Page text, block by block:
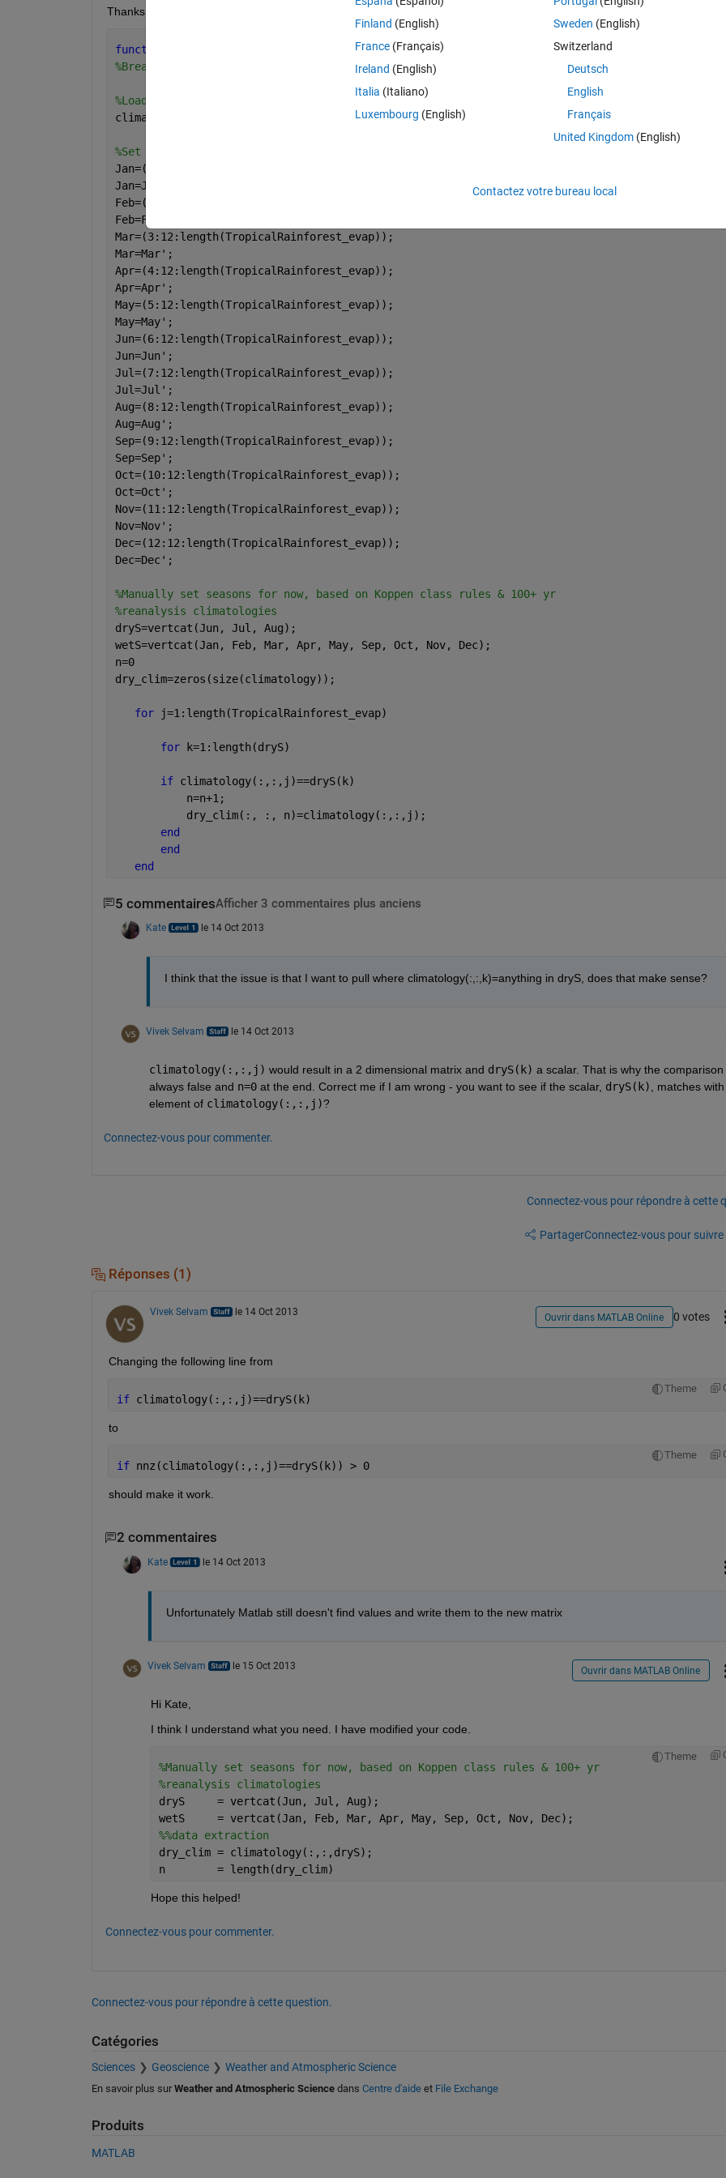
Thanks!
function
%Break met driver into seasonal steps
%Load dataset
climatology=TropicalRainforest_evap;
%Set indices
Jan=(1:12:length(TropicalRainforest_evap));
Jan=Jan';
Feb=(2:12:length(TropicalRainforest_evap));
Feb=Feb';
Mar=(3:12:length(TropicalRainforest_evap));
Mar=Mar';
Apr=(4:12:length(TropicalRainforest_evap));
Apr=Apr';
May=(5:12:length(TropicalRainforest_evap));
May=May';
Jun=(6:12:length(TropicalRainforest_evap));
Jun=Jun';
Jul=(7:12:length(TropicalRainforest_evap));
Jul=Jul';
Aug=(8:12:length(TropicalRainforest_evap));
Aug=Aug';
Sep=(9:12:length(TropicalRainforest_evap));
Sep=Sep';
Oct=(10:12:length(TropicalRainforest_evap));
Oct=Oct';
Nov=(11:12:length(TropicalRainforest_evap));
Nov=Nov';
Dec=(12:12:length(TropicalRainforest_evap));
Dec=Dec';
%Manually set seasons for now, based on Koppen class rules & 100+ yr
%reanalysis climatologies
dryS=vertcat(Jun, Jul, Aug);
wetS=vertcat(Jan, Feb, Mar, Apr, May, Sep, Oct, Nov, Dec);
n=0
dry_clim=zeros(size(climatology));
for j=1:length(TropicalRainforest_evap)
for k=1:length(dryS)
if climatology(:,:,j)==dryS(k)
           n=n+1;
           dry_clim(:, :, n)=climatology(:,:,j);
end
end
end
5 commentairesAfficher 3 commentaires plus anciens
Kate le 14 Oct 2013
I think that the issue is that I want to pull where climatology(:,:,k)=anything in dryS, does that make sense?
Vivek Selvam le 14 Oct 2013
climatology(:,:,j) would result in a 2 dimensional matrix and dryS(k) a scalar. That is why the comparison
always false and n=0 at the end. Correct me if I am wrong - you want to see if the scalar, dryS(k) , matches
element of climatology(:,:,j)?
Connectez-vous pour commenter.
Connectez-vous pour répondre à cette
PartagerConnectez-vous pour suivre
Réponses (1)
Vivek Selvam le 14 Oct 2013 Ouvrir dans MATLAB Online 0 votes
Changing the following line from
Theme
if climatology(:,:,j)==dryS(k)
to
Theme
if nnz(climatology(:,:,j)==dryS(k)) > 0
should make it work.
2 commentaires
Kate le 14 Oct 2013
Unfortunately Matlab still doesn't find values and write them to the new matrix
Vivek Selvam le 15 Oct 2013 Ouvrir dans MATLAB Online
Hi Kate,
I think I understand what you need. I have modified your code.
Theme
%Manually set seasons for now, based on Koppen class rules & 100+ yr
%reanalysis climatologies
dryS     = vertcat(Jun, Jul, Aug);
wetS     = vertcat(Jan, Feb, Mar, Apr, May, Sep, Oct, Nov, Dec);
%%data extraction
dry_clim = climatology(:,:,dryS);
n        = length(dry_clim)
Hope this helped!
Connectez-vous pour commenter.
Connectez-vous pour répondre à cette question.
Catégories
Sciences Geoscience Weather and Atmospheric Science
En savoir plus sur Weather and Atmospheric Sciencedans Centre d'aideet File Exchange
Produits
MATLAB
Finland (English)
France (Français)
Ireland (English)
Italia (Italiano)
Luxembourg (English)
Sweden (English)
Switzerland
Deutsch
English
Français
United Kingdom(English)
Contactez votre bureau local